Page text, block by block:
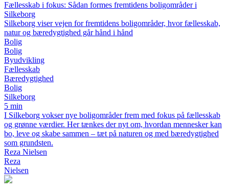
Fællesskab i fokus: Sådan formes fremtidens boligområder i
Silkeborg
Silkeborg viser vejen for fremtidens boligområder, hvor fællesskab,
natur og bæredygtighed går hånd i hånd
Bolig
Bolig
Byudvikling
Fællesskab
Bæredygtighed
Bolig
Silkeborg
5 min
I Silkeborg vokser nye boligområder frem med fokus på fællesskab
og grønne værdier. Her tænkes der nyt om, hvordan mennesker kan
bo, leve og skabe sammen – tæt på naturen og med bæredygtighed
som grundsten.
Reza Nielsen
Reza
Nielsen